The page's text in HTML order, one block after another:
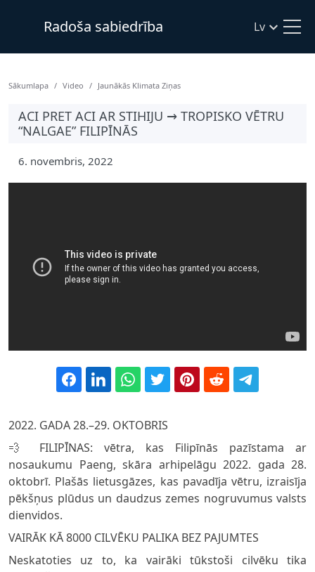
Radoša sabiedrība Lv
Sākumlapa Video Jaunākās Klimata Ziņas
ACI PRET ACI AR STIHIJU → TROPISKO VĒTRU
“NALGAE” FILIPĪNĀS
6. novembris, 2022
2022. GADA 28.–29. OKTOBRIS
💨 FILIPĪNAS: vētra, kas Filipīnās pazīstama ar
nosaukumu Paeng, skāra arhipelāgu 2022. gada 28.
oktobrī. Plašās lietusgāzes, kas pavadīja vētru, izraisīja
pēkšņus plūdus un daudzus zemes nogruvumus valsts
dienvidos.
VAIRĀK KĀ 8000 CILVĒKU PALIKA BEZ PAJUMTES
Neskatoties uz to, ka vairāki tūkstoši cilvēku tika